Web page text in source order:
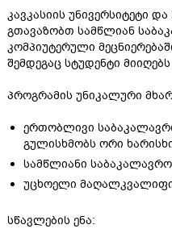
კავკასიის უნივერსიტეტი და
გთავაზობთ სამწლიან
კომპიუტერული
შემდეგაც სტუდენტი
პროგრამის უნიკალური
ერთობლივი
გულისხმობს ორი
სამწლიანი
უცხოელი
სწავლების ენა: